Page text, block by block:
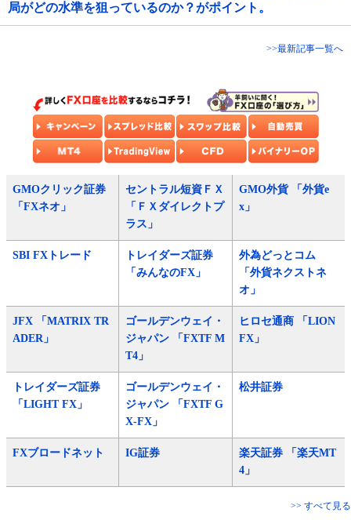
局がどの水準を狙っているのか？がポイント。
>>最新記事一覧へ
GMOクリック証券
「FXネオ」
セントラル短資ＦＸ
「ＦＸダイレクトプ
ラス」
GMO外貨 「外貨e
x」
SBI FXトレード
トレイダーズ証券
「みんなのFX」
外為どっとコム
「外貨ネクストネ
オ」
JFX 「MATRIX TR
ADER」
ゴールデンウェイ・
ジャパン 「FXTF M
T4」
ヒロセ通商 「LION
FX」
トレイダーズ証券
「LIGHT FX」
ゴールデンウェイ・
ジャパン 「FXTF G
X-FX」
松井証券
FXブロードネット IG証券
楽天証券 「楽天MT
4」
>> すべて見る